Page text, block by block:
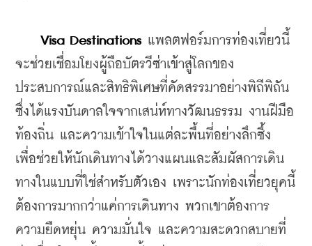
Visa Destinations แพลตฟอร์มการท่องเที่ยวนี้
จะช่วยเชื่อมโยงผู้ถือบัตรวีซ่าเข้าสู่โลกของ
ประสบการณ์และสิทธิพิเศษที่คัดสรรมาอย่างพิถีพิถัน
ซึ่งได้แรงบันดาลใจจากเสน่ห์ทางวัฒนธรรม งานฝีมือ
ท้องถิ่น และความเข้าใจในแต่ละพื้นที่อย่างลึกซึ้ง
เพื่อช่วยให้นักเดินทางได้วางแผนและสัมผัสการเดิน
ทางในแบบที่ใช่สำหรับตัวเอง เพราะนักท่องเที่ยวยุคนี้
ต้องการมากกว่าแค่การเดินทาง พวกเขาต้องการ
ความยืดหยุ่น ความมั่นใจ และความสะดวกสบายที่